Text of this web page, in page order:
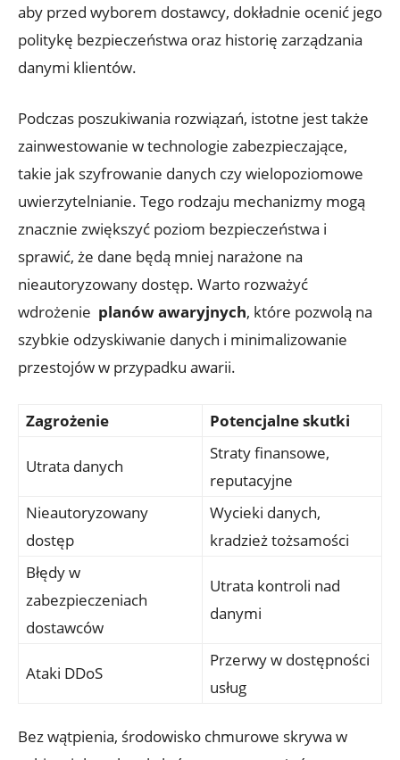
aby przed wyborem dostawcy, dokładnie ocenić jego
politykę bezpieczeństwa oraz historię zarządzania
danymi klientów.
Podczas poszukiwania rozwiązań, istotne jest także
zainwestowanie w technologie zabezpieczające,
takie ​jak szyfrowanie danych czy wielopoziomowe
uwierzytelnianie. Tego rodzaju ​mechanizmy mogą⁤
znacznie⁢ zwiększyć ‌poziom bezpieczeństwa i
sprawić, że dane będą mniej narażone na
nieautoryzowany dostęp. Warto rozważyć
wdrożenie ⁤ planów awaryjnych, które pozwolą na
szybkie‍ odzyskiwanie ⁤danych⁤ i minimalizowanie
przestojów w przypadku awarii.
Zagrożenie Potencjalne skutki
Utrata danych
Straty finansowe,
reputacyjne
Nieautoryzowany
dostęp
Wycieki danych,
kradzież tożsamości
Błędy w
zabezpieczeniach
dostawców
Utrata kontroli nad
danymi
Ataki DDoS
Przerwy ⁤w dostępności
usług
Bez wątpienia, środowisko ⁣chmurowe skrywa w